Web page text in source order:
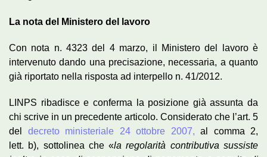
La nota del Ministero del lavoro
Con nota n. 4323 del 4 marzo, il Ministero del lavoro è
intervenuto dando una precisazione, necessaria, a quanto
già riportato nella risposta ad interpello n. 41/2012.
LINPS ribadisce e conferma la posizione già assunta da
chi scrive in un precedente articolo. Considerato che l’art. 5
del decreto ministeriale 24 ottobre 2007, al comma 2,
lett. b), sottolinea che «la regolarità contributiva sussiste